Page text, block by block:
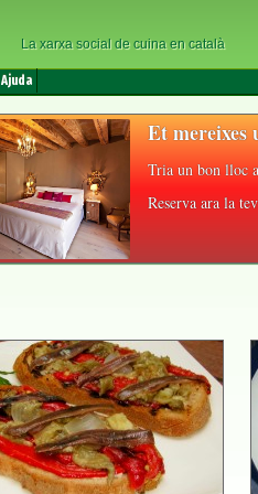
La xarxa social de cuina en català
Ajuda
Et mereixes
Tria un bon lloc
Reserva ara la